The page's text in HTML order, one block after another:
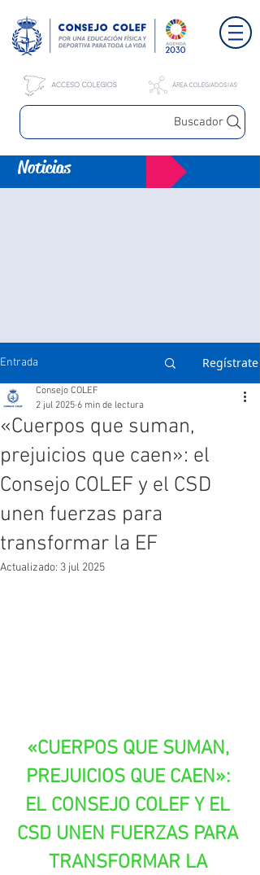
Buscador
Noticias
Entrada Regístrate
«Cuerpos que suman,
prejuicios que caen»: el
Consejo COLEF y el CSD
unen fuerzas para
transformar la EF
Consejo COLEF
2 jul 2025 6 min de lectura
Actualizado: 3 jul 2025
«CUERPOS QUE SUMAN,
PREJUICIOS QUE CAEN»:
EL CONSEJO COLEF Y EL
CSD UNEN FUERZAS PARA
TRANSFORMAR LA